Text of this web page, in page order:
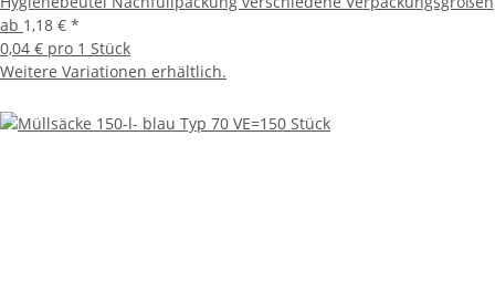
ab 1,18 € *
0,04 € pro 1 Stück
Weitere Variationen erhältlich.